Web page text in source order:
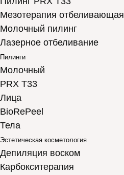
Мезотерапия отбеливающая
Молочный пилинг
Лазерное отбеливание
Пилинги
Молочный
PRX T33
Лица
BioRePeel
Тела
Эстетическая косметология
Депиляция воском
Карбокситерапия